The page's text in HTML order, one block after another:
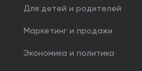
Для детей и родителей
Маркетинг и продажи
Экономика и политика